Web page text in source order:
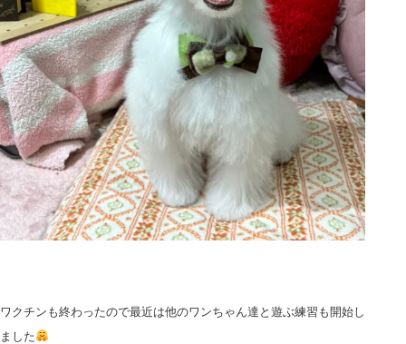
ワクチンも終わったので最近は他のワンちゃん達と遊ぶ練習も開始し
ました